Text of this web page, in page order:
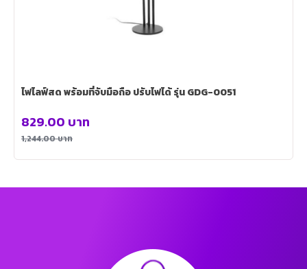
ไฟไลฟ์สด พร้อมที่จับมือถือ ปรับไฟได้ รุ่น GDG-0051
1,244.00บาท
829.00 บาท